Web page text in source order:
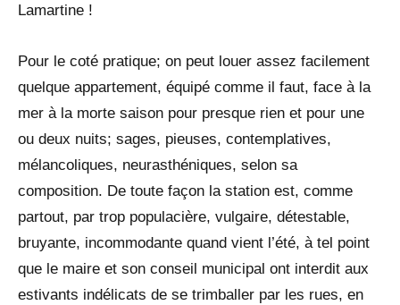
Lamartine !
Pour le coté pratique; on peut louer assez facilement
quelque appartement, équipé comme il faut, face à la
mer à la morte saison pour presque rien et pour une
ou deux nuits; sages, pieuses, contemplatives,
mélancoliques, neurasthéniques, selon sa
composition. De toute façon la station est, comme
partout, par trop populacière, vulgaire, détestable,
bruyante, incommodante quand vient l’été, à tel point
que le maire et son conseil municipal ont interdit aux
estivants indélicats de se trimballer par les rues, en